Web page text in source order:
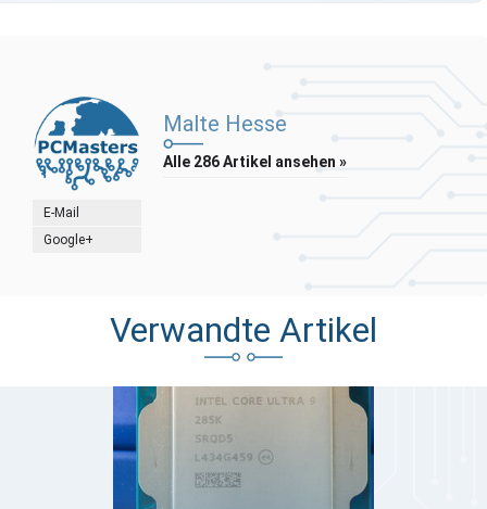
E-Mail
Google+
Malte Hesse
Alle 286 Artikel ansehen »
Verwandte Artikel